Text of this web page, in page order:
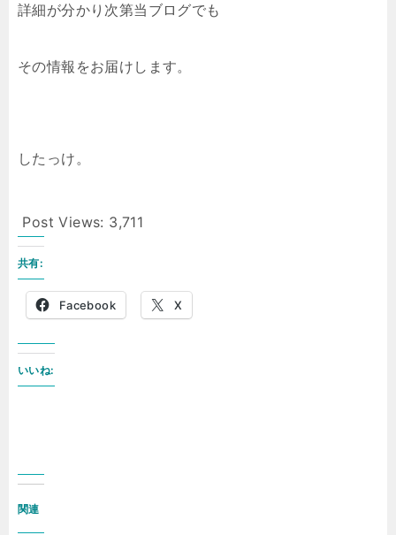
詳細が分かり次第当ブログでも
その情報をお届けします。
したっけ。
Post Views: 3,711
共有:
Facebook X
いいね:
関連